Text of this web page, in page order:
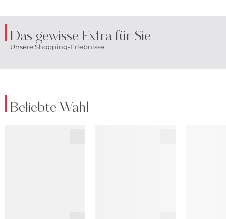
Das gewisse Extra für Sie
Unsere Shopping-Erlebnisse
Beliebte Wahl